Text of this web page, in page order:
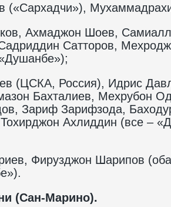
(«Сархадчи»),
Ахмаджон Шоев,
Сатторов,
(ЦСКА, Россия), Идрис
Бахталиев, Мехрубон
Зариф Зарифзода,
Ахлиддин (все –
Фирузджон Шарипов
(Сан-Марино).